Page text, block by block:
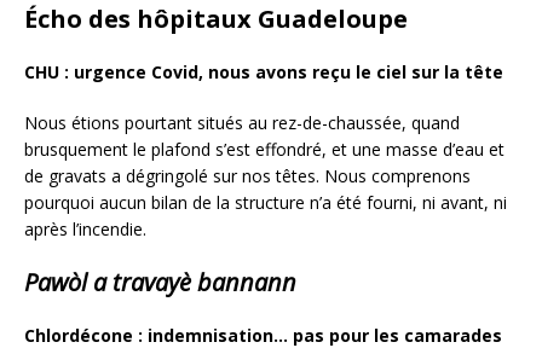
Écho des hôpitaux Guadeloupe
CHU : urgence Covid, nous avons reçu le ciel sur la tête
Nous étions pourtant situés au rez-de-chaussée, quand
brusquement le plafond s’est effondré, et une masse d’eau et
de gravats a dégringolé sur nos têtes. Nous comprenons
pourquoi aucun bilan de la structure n’a été fourni, ni avant, ni
après l’incendie.
Pawòl a travayè bannann
Chlordécone : indemnisation… pas pour les camarades